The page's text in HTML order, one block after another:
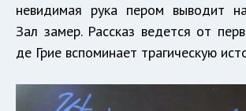
невидимая рука пером выводит
Зал замер. Рассказ ведется от
де Грие вспоминает трагическую